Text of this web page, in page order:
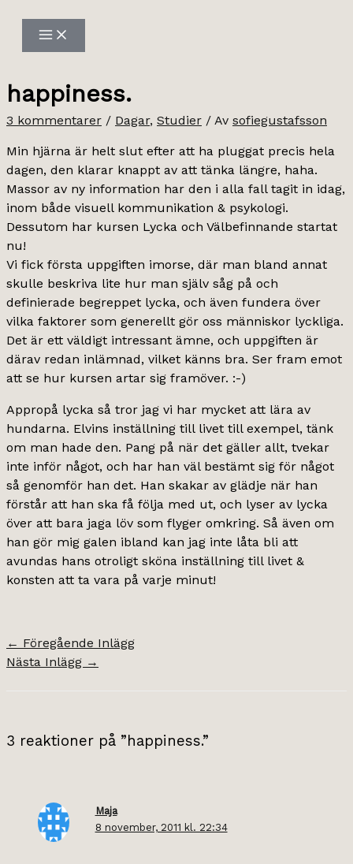
innehåll
happiness.
3 kommentarer / Dagar, Studier / Av sofiegustafsson
Min hjärna är helt slut efter att ha pluggat precis hela
dagen, den klarar knappt av att tänka längre, haha.
Massor av ny information har den i alla fall tagit in idag,
inom både visuell kommunikation & psykologi.
Dessutom har kursen Lycka och Välbefinnande startat
nu!
Vi fick första uppgiften imorse, där man bland annat
skulle beskriva lite hur man själv såg på och
definierade begreppet lycka, och även fundera över
vilka faktorer som generellt gör oss människor lyckliga.
Det är ett väldigt intressant ämne, och uppgiften är
därav redan inlämnad, vilket känns bra. Ser fram emot
att se hur kursen artar sig framöver. :-)
Appropå lycka så tror jag vi har mycket att lära av
hundarna. Elvins inställning till livet till exempel, tänk
om man hade den. Pang på när det gäller allt, tvekar
inte inför något, och har han väl bestämt sig för något
så genomför han det. Han skakar av glädje när han
förstår att han ska få följa med ut, och lyser av lycka
över att bara jaga löv som flyger omkring. Så även om
han gör mig galen ibland kan jag inte låta bli att
avundas hans otroligt sköna inställning till livet &
konsten att ta vara på varje minut!
← Föregående Inlägg
Nästa Inlägg →
3 reaktioner på ”happiness.”
Maja
8 november, 2011 kl. 22:34